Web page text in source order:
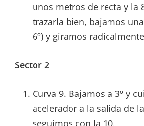
unos metros de recta y la
trazarla bien, bajamos
6º) y giramos
Sector 2
Curva 9. Bajamos a 3º y
acelerador a la salida de
seguimos con la 10.